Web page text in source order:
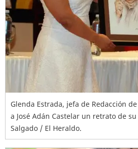
Glenda Estrada, jefa de Redacción de
a José Adán Castelar un retrato de
Salgado / El Heraldo.